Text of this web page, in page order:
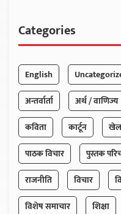
Categories
English
अन्तर्वार्ता
अर्थ / वाणिज्य
कविता
कार्टून
पाठक विचार
पुस्तक
राजनीति
विचार
विशेष समाचार
शिक्षा